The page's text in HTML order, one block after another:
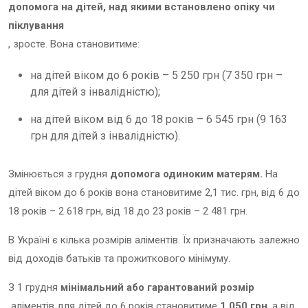
допомога на дітей, над якими встановлено опіку чи
піклування
, зросте. Вона становитиме:
на дітей віком до 6 років – 5 250 грн (7 350 грн –
для дітей з інвалідністю);
на дітей віком від 6 до 18 років – 6 545 грн (9 163
грн для дітей з інвалідністю).
Змінюється з грудня допомога одиноким матерям. На
дітей віком до 6 років вона становитиме 2,1 тис. грн, від 6 до
18 років – 2 618 грн, від 18 до 23 років – 2 481 грн.
В Україні є кілька розмірів аліментів. Їх призначають залежно
від доходів батьків та прожиткового мінімуму.
З 1 грудня мінімальний або гарантований розмір